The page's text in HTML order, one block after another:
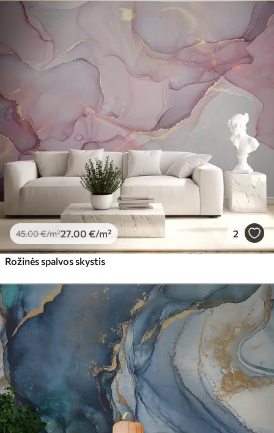
45.00€/m²27 .00 €/m² 2
Rožinės spalvos skystis